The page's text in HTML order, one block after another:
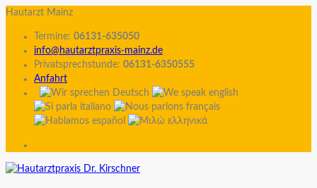
Hautarzt Mainz
Termine: 06131-635050
info@hautarztpraxis-mainz.de
Privatsprechstunde: 06131-6350555
Anfahrt